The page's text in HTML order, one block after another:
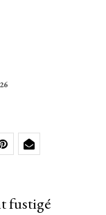
fustigé